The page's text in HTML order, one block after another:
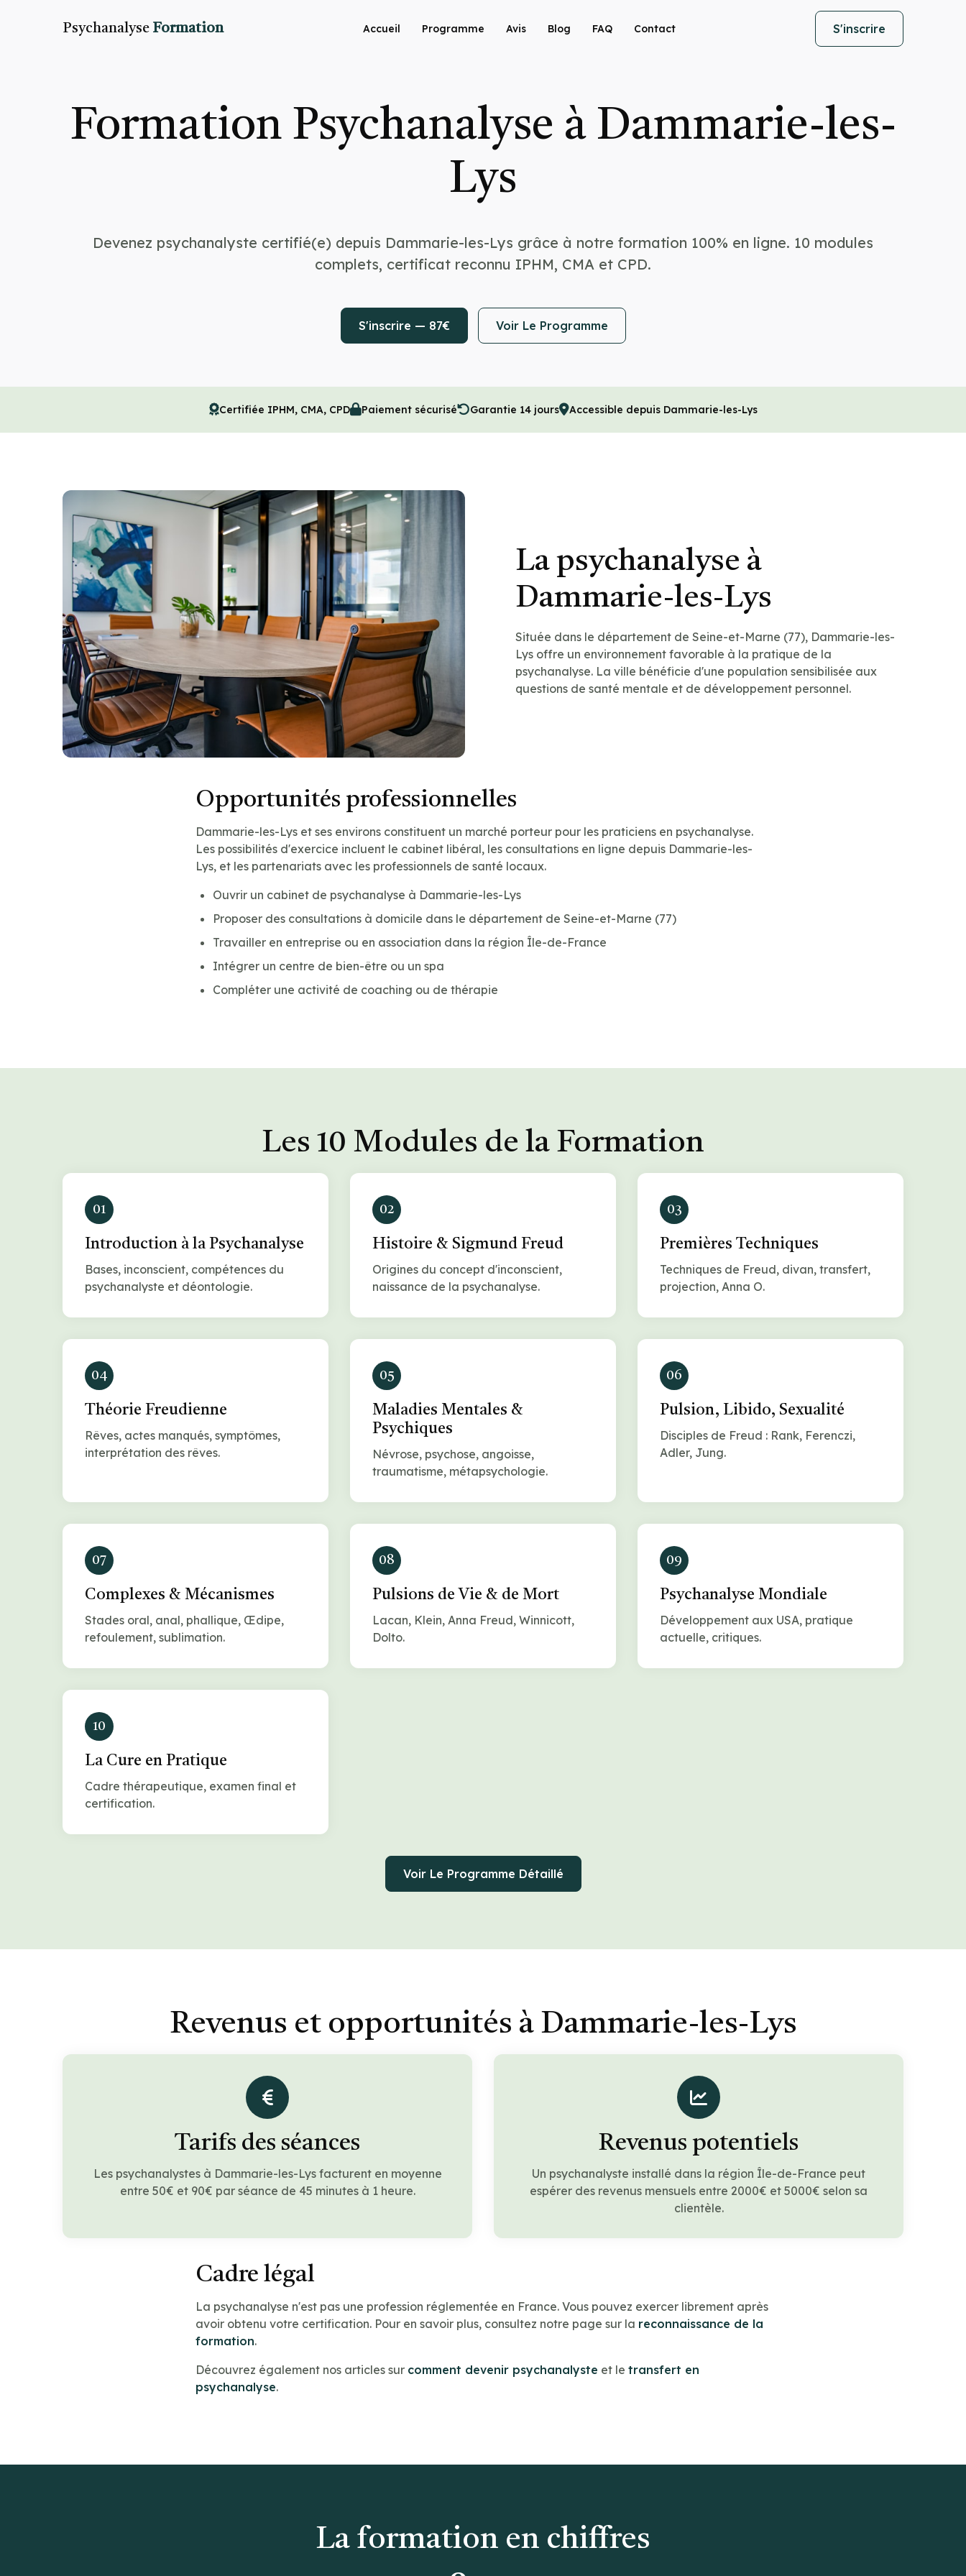
Psychanalyse Formation Accueil Programme Avis Blog FAQ Contact S'inscrire
Formation Psychanalyse à Dammarie-les-
Lys
Devenez psychanalyste certifié(e) depuis Dammarie-les-Lys grâce à notre formation 100% en ligne. 10 modules
complets, certificat reconnu IPHM, CMA et CPD.
S'inscrire — 87€ Voir Le Programme
Certifiée IPHM, CMA, CPD Paiement sécurisé Garantie 14 jours Accessible depuis Dammarie-les-Lys
La psychanalyse à
Dammarie-les-Lys
Située dans le département de Seine-et-Marne (77), Dammarie-les-
Lys offre un environnement favorable à la pratique de la
psychanalyse. La ville bénéficie d'une population sensibilisée aux
questions de santé mentale et de développement personnel.
Opportunités professionnelles
Dammarie-les-Lys et ses environs constituent un marché porteur pour les praticiens en psychanalyse.
Les possibilités d'exercice incluent le cabinet libéral, les consultations en ligne depuis Dammarie-les-
Lys, et les partenariats avec les professionnels de santé locaux.
Ouvrir un cabinet de psychanalyse à Dammarie-les-Lys
Proposer des consultations à domicile dans le département de Seine-et-Marne (77)
Travailler en entreprise ou en association dans la région Île-de-France
Intégrer un centre de bien-être ou un spa
Compléter une activité de coaching ou de thérapie
Les 10 Modules de la Formation
01
Introduction à la Psychanalyse
Bases, inconscient, compétences du
psychanalyste et déontologie.
02
Histoire & Sigmund Freud
Origines du concept d'inconscient,
naissance de la psychanalyse.
03
Premières Techniques
Techniques de Freud, divan, transfert,
projection, Anna O.
04
Théorie Freudienne
Rêves, actes manqués, symptômes,
interprétation des rêves.
05
Maladies Mentales &
Psychiques
Névrose, psychose, angoisse,
traumatisme, métapsychologie.
06
Pulsion, Libido, Sexualité
Disciples de Freud : Rank, Ferenczi,
Adler, Jung.
07
Complexes & Mécanismes
Stades oral, anal, phallique, Œdipe,
refoulement, sublimation.
08
Pulsions de Vie & de Mort
Lacan, Klein, Anna Freud, Winnicott,
Dolto.
09
Psychanalyse Mondiale
Développement aux USA, pratique
actuelle, critiques.
10
La Cure en Pratique
Cadre thérapeutique, examen final et
certification.
Voir Le Programme Détaillé
Revenus et opportunités à Dammarie-les-Lys
Tarifs des séances
Les psychanalystes à Dammarie-les-Lys facturent en moyenne
entre 50€ et 90€ par séance de 45 minutes à 1 heure.
Revenus potentiels
Un psychanalyste installé dans la région Île-de-France peut
espérer des revenus mensuels entre 2000€ et 5000€ selon sa
clientèle.
Cadre légal
La psychanalyse n'est pas une profession réglementée en France. Vous pouvez exercer librement après
avoir obtenu votre certification. Pour en savoir plus, consultez notre page sur la reconnaissance de la
formation.
Découvrez également nos articles sur comment devenir psychanalyste et le transfert en
psychanalyse.
La formation en chiffres